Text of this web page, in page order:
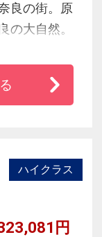
良の街。原
の大自然。
。
布/心も温め
/自然の恵み
い。
ハイクラス
円